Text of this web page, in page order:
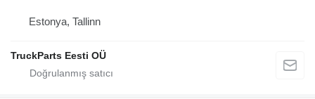
Estonya, Tallinn
TruckParts Eesti OÜ